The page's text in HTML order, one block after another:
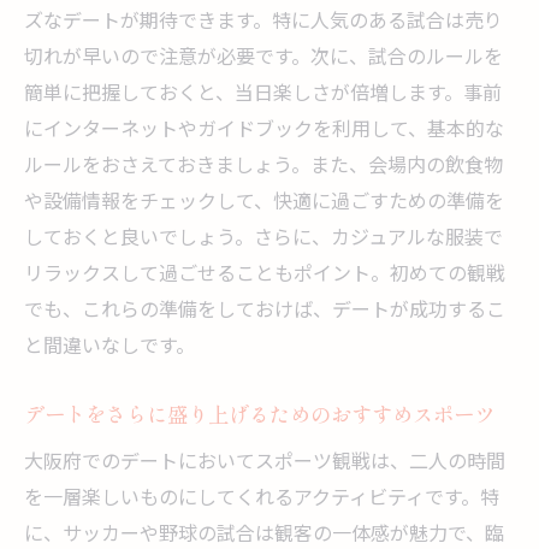
バスケットボールアリーナでの熱狂とデー
ト
大阪府内のおすすめスポーツバーリスト
デートに最適なアリーナツアーの案内
カップルで行きたいユニークなスポーツ観
戦施設
デートを楽しむための大阪府におけるスポーツ
観戦の楽しみ方
スポーツ観戦デートの前に知っておくべき
試合中の楽しみ方とデートのコツ
スポーツ観戦後にカップルで楽しめる飲食
店
デートを彩る観戦グッズとその選び方
ズなデートが期待できます。特に人気のある試合は売り
切れが早いので注意が必要です。次に、試合のルールを
簡単に把握しておくと、当日楽しさが倍増します。事前
にインターネットやガイドブックを利用して、基本的な
ルールをおさえておきましょう。また、会場内の飲食物
や設備情報をチェックして、快適に過ごすための準備を
しておくと良いでしょう。さらに、カジュアルな服装で
リラックスして過ごせることもポイント。初めての観戦
でも、これらの準備をしておけば、デートが成功するこ
と間違いなしです。
デートをさらに盛り上げるためのおすすめスポーツ
大阪府でのデートにおいてスポーツ観戦は、二人の時間
を一層楽しいものにしてくれるアクティビティです。特
に、サッカーや野球の試合は観客の一体感が魅力で、臨